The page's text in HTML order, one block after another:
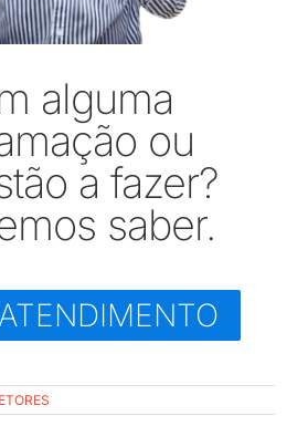
alguma
ou
a fazer?
saber.